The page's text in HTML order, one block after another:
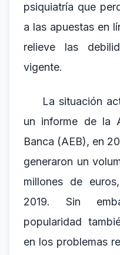
psiquiatría que
a las apuestas en
relieve las
vigente.
La situación
un informe de la
Banca (AEB), en
generaron un
millones de
2019. Sin
popularidad
en los problemas